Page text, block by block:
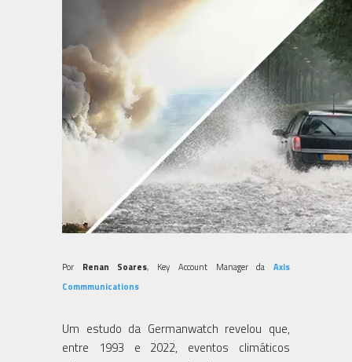
Por Renan Soares, Key Account Manager daAxis
Commmunications
Um estudo da Germanwatch revelou que,
entre 1993 e 2022, eventos climáticos